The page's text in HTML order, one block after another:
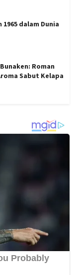
dalam Dunia
Roman
Sabut Kelapa